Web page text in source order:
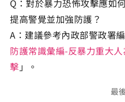
Q：對於暴力恐怖攻擊應如
提高警覺並加強防護？
A：建議參考內政部警政署
防護常識彙編-反暴力重大
擊 」。
最